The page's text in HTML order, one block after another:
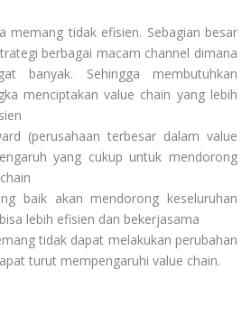
memang tidak efisien. Sebagian besar
berbagai macam channel dimana
banyak. Sehingga membutuhkan
menciptakan value chain yang lebih
(perusahaan terbesar dalam value
yang cukup untuk mendorong
baik akan mendorong keseluruhan
lebih efisien dan bekerjasama
tidak dapat melakukan perubahan
turut mempengaruhi value chain.